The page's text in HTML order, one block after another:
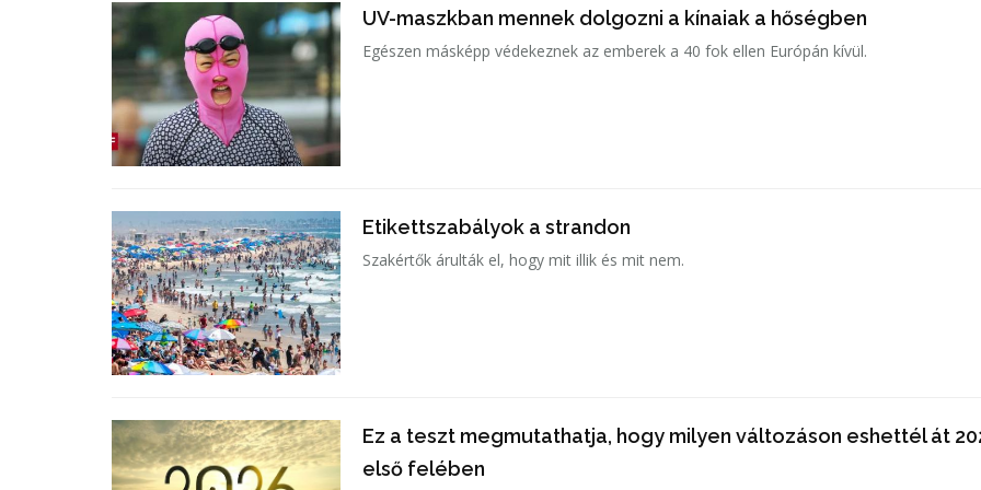
UV-maszkban mennek dolgozni a kínaiak a hőségben
Egészen másképp védekeznek az emberek a 40 fok ellen Európán kívül.
Etikettszabályok a strandon
Szakértők árulták el, hogy mit illik és mit nem.
Ez a teszt megmutathatja, hogy milyen változáson eshettél át
első felében